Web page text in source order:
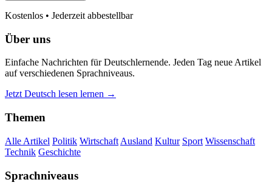
Kostenlos • Jederzeit abbestellbar
Über uns
Einfache Nachrichten für Deutschlernende. Jeden Tag neue Artikel
auf verschiedenen Sprachniveaus.
Jetzt Deutsch lesen lernen →
Themen
Alle Artikel Politik Wirtschaft Ausland Kultur Sport Wissenschaft
Technik Geschichte
Sprachniveaus